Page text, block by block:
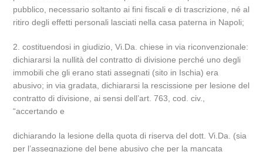
pubblico, necessario soltanto ai fini fiscali e di trascrizione, né al
ritiro degli effetti personali lasciati nella casa paterna in Napoli;
2. costituendosi in giudizio, Vi.Da. chiese in via riconvenzionale:
dichiararsi la nullità del contratto di divisione perché uno degli
immobili che gli erano stati assegnati (sito in Ischia) era
abusivo; in via gradata, dichiararsi la rescissione per lesione del
contratto di divisione, ai sensi dell’art. 763, cod. civ.,
“accertando e
dichiarando la lesione della quota di riserva del dott. Vi.Da. (sia
per l’assegnazione del bene abusivo che per la mancata